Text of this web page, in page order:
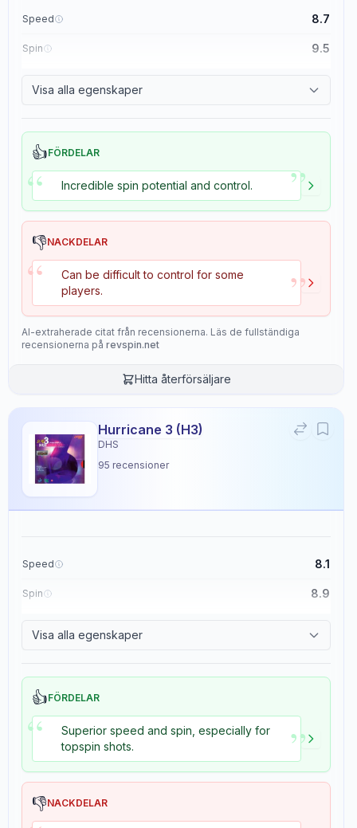
Speed 8.7
Spin 9.5
Visa alla egenskaper
👍FÖRDELAR
“ Incredible spin potential and control. ”
👎NACKDELAR
“
Can be difficult to control for some
players.
”
AI-extraherade citat från recensionerna. Läs de fullständiga
recensionerna på revspin.net
Hitta återförsäljare
Hurricane 3 (H3)
DHS
95 recensioner
Speed 8.1
Spin 8.9
Visa alla egenskaper
👍FÖRDELAR
“
Superior speed and spin, especially for
topspin shots.
”
👎NACKDELAR
Vertical 55
Stiga Pips 1 recensioner